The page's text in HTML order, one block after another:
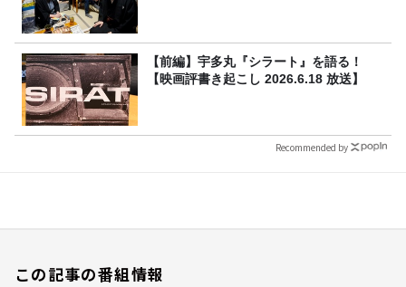
【前編】宇多丸『シラート』を語る！
【映画評書き起こし 2026.6.18 放送】
Recommended by
この記事の番組情報